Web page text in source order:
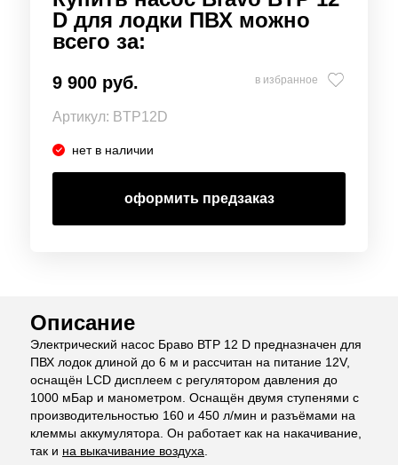
D для лодки ПВХ можно
всего за:
9 900 руб. в избранное
Артикул: BTP12D
нет в наличии
оформить предзаказ
Описание
Электрический насос Браво ВТР 12 D предназначен для
ПВХ лодок длиной до 6 м и рассчитан на питание 12V,
оснащён LCD дисплеем с регулятором давления до
1000 мБар и манометром. Оснащён двумя ступенями с
производительностью 160 и 450 л/мин и разъёмами на
клеммы аккумулятора. Он работает как на накачивание,
так и на выкачивание воздуха